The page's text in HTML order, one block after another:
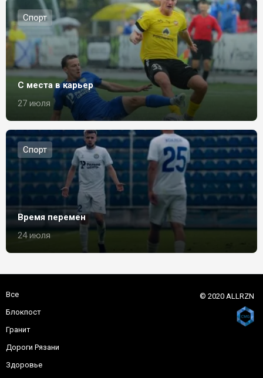
Спорт
С места в карьер
27 июля
Спорт
Время перемен
24 июля
Все
Блокпост
Гранит
Дороги Рязани
Здоровье
© 2020 ALLRZN